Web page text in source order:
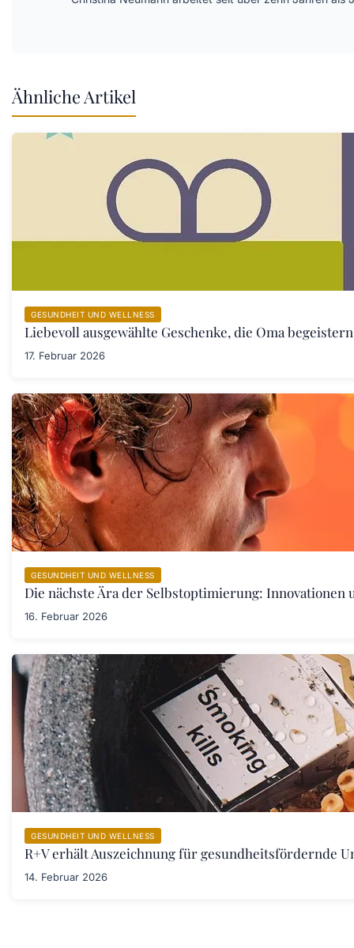
Ähnliche Artikel
GESUNDHEIT UND WELLNESS
Liebevoll ausgewählte Geschenke, die Oma
17. Februar 2026
GESUNDHEIT UND WELLNESS
Die nächste Ära der Selbstoptimierung:
16. Februar 2026
GESUNDHEIT UND WELLNESS
R+V erhält Auszeichnung für gesundheitsfördernde
14. Februar 2026